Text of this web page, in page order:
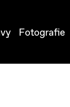
Fotografie